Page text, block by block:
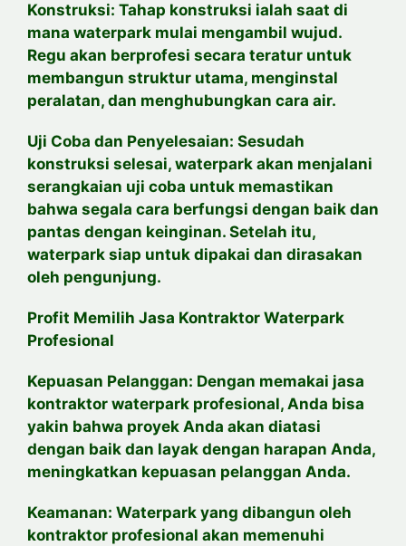
Konstruksi: Tahap konstruksi ialah saat di
mana waterpark mulai mengambil wujud.
Regu akan berprofesi secara teratur untuk
membangun struktur utama, menginstal
peralatan, dan menghubungkan cara air.
Uji Coba dan Penyelesaian: Sesudah
konstruksi selesai, waterpark akan menjalani
serangkaian uji coba untuk memastikan
bahwa segala cara berfungsi dengan baik dan
pantas dengan keinginan. Setelah itu,
waterpark siap untuk dipakai dan dirasakan
oleh pengunjung.
Profit Memilih Jasa Kontraktor Waterpark
Profesional
Kepuasan Pelanggan: Dengan memakai jasa
kontraktor waterpark profesional, Anda bisa
yakin bahwa proyek Anda akan diatasi
dengan baik dan layak dengan harapan Anda,
meningkatkan kepuasan pelanggan Anda.
Keamanan: Waterpark yang dibangun oleh
kontraktor profesional akan memenuhi